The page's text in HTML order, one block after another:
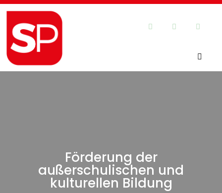
Förderung der
außerschulischen und
kulturellen Bildung